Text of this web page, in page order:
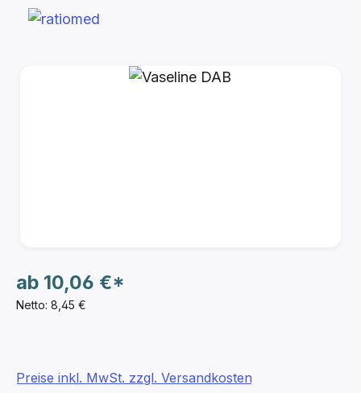
Bildergalerie überspringen
Netto: 8,45 €
ab 10,06 €*
Preise inkl. MwSt. zzgl. Versandkosten